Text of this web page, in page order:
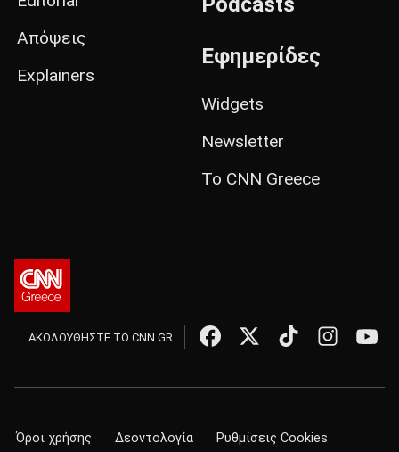
Απόψεις
Explainers
Εφημερίδες
Widgets
Newsletter
Το CNN Greece
ΑΚΟΛΟΥΘΗΣΤΕ ΤΟ CNN.GR
Όροι χρήσης Δεοντολογία Ρυθμίσεις Cookies